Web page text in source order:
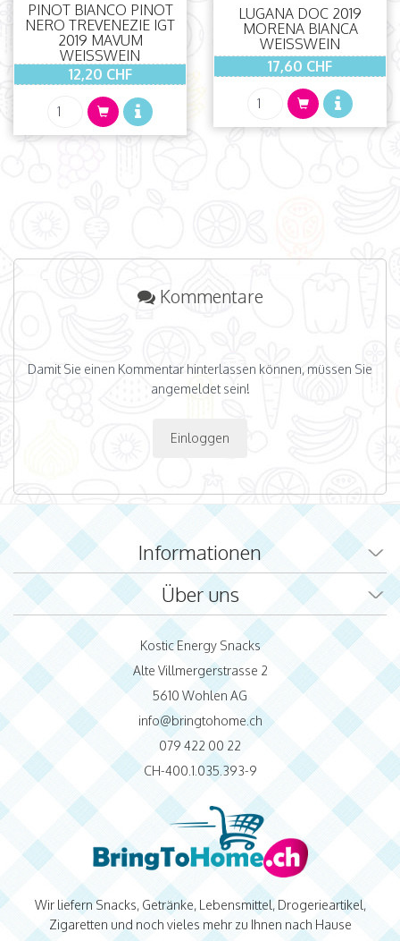
PINOT BIANCO PINOT
NERO TREVENEZIE IGT
2019 MAVUM
WEISSWEIN
12,20 CHF
LUGANA DOC 2019
MORENA BIANCA
WEISSWEIN
17,60 CHF
Kommentare
Damit Sie einen Kommentar hinterlassen können, müssen Sie
angemeldet sein!
Einloggen
Informationen
Über uns
Kostic Energy Snacks
Alte Villmergerstrasse 2
5610 Wohlen AG
info@bringtohome.ch
079 422 00 22
CH-400.1.035.393-9
Wir liefern Snacks, Getränke, Lebensmittel, Drogerieartikel,
Zigaretten und noch vieles mehr zu Ihnen nach Hause